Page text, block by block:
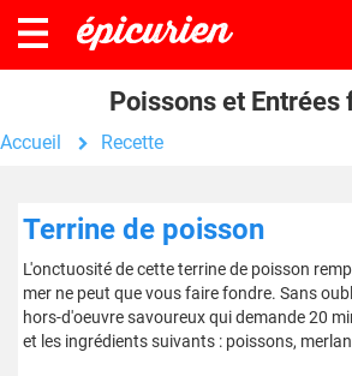
Poissons et Entrées
Accueil Recette
Terrine de poisson
L'onctuosité de cette terrine de poisson
mer ne peut que vous faire fondre. Sans
hors-d'oeuvre savoureux qui demande 20
et les ingrédients suivants : poissons,